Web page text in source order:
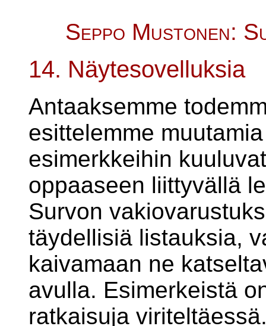
Seppo Mustonen:
14. Näytesovelluksia
Antaaksemme
esittelemme
esimerkkeihin
oppaaseen liittyvällä
Survon
täydellisiä listauksia,
kaivamaan ne
avulla. Esimerkeistä
ratkaisuja